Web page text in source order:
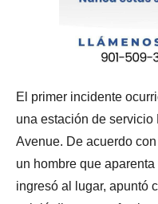
El primer incidente
una estación de
Avenue. De acuerdo
un hombre que
ingresó al lugar, apuntó